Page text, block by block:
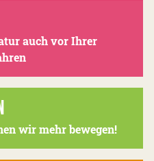
auch vor Ihrer
wir mehr bewegen!